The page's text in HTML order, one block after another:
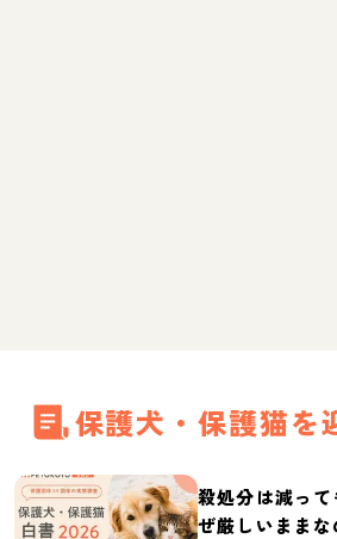
保護犬・保護猫を
殺処分は減っ
ぜ厳しいままな